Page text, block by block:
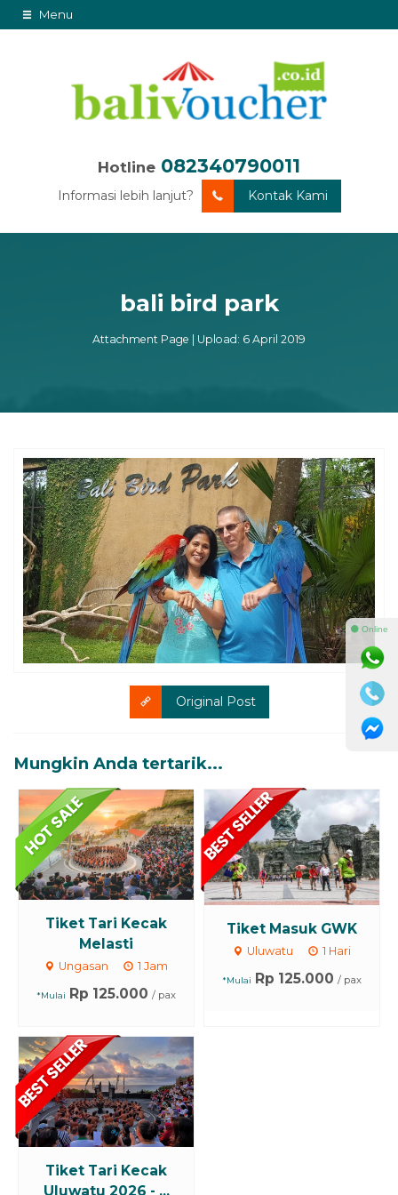
Menu
Hotline 082340790011
Informasi lebih lanjut? Kontak Kami
bali bird park
Attachment Page | Upload: 6 April 2019
Original Post
Mungkin Anda tertarik...
Tiket Tari Kecak
Melasti
Ungasan 1 Jam
*Mulai Rp 125.000 / pax
Tiket Masuk GWK
Uluwatu 1 Hari
*Mulai Rp 125.000 / pax
Tiket Tari Kecak
Uluwatu 2026 - ...
⚫ Online